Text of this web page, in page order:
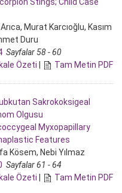
Murat Karcıoğlu, Kasım
Duru
Sayfalar 58 - 60
Özeti | Tam Metin PDF
Sakrokoksigeal
Olgusu
Myxopapillary
Features
Kösem, Nebi Yılmaz
Sayfalar 61 - 64
Özeti | Tam Metin PDF